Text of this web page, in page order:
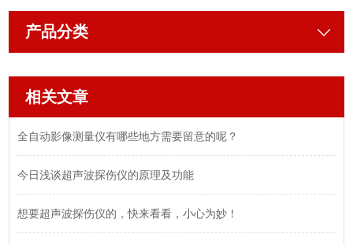
产品分类
相关文章
全自动影像测量仪有哪些地方需要留意的呢？
今日浅谈超声波探伤仪的原理及功能
想要超声波探伤仪的，快来看看，小心为妙！